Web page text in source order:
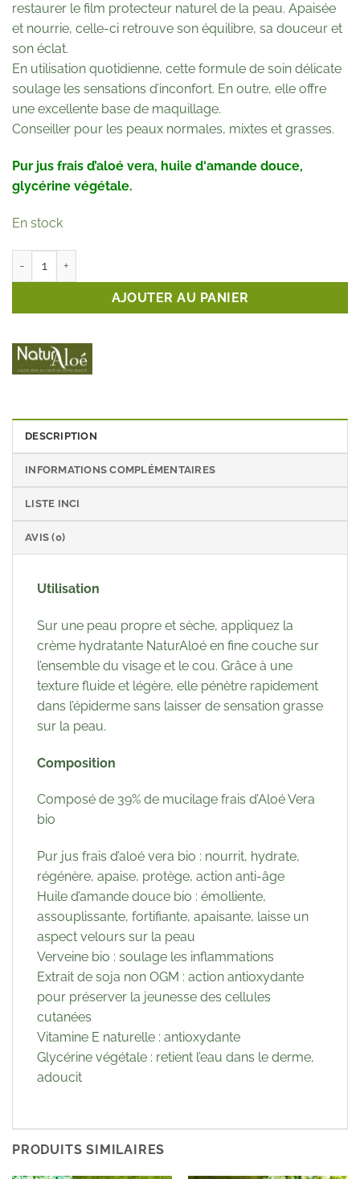
restaurer le film protecteur naturel de la peau. Apaisée
et nourrie, celle-ci retrouve son équilibre, sa douceur et
son éclat.
En utilisation quotidienne, cette formule de soin délicate
soulage les sensations d’inconfort. En outre, elle offre
une excellente base de maquillage.
Conseiller pour les peaux normales, mixtes et grasses.
Pur jus frais d’aloé vera, huile d‘amande douce,
glycérine végétale.
En stock
AJOUTER AU PANIER
DESCRIPTION
INFORMATIONS COMPLÉMENTAIRES
LISTE INCI
AVIS (0)
Utilisation
Sur une peau propre et sèche, appliquez la
crème hydratante NaturAloé en fine couche sur
l’ensemble du visage et le cou. Grâce à une
texture fluide et légère, elle pénètre rapidement
dans l’épiderme sans laisser de sensation grasse
sur la peau.
Composition
Composé de 39% de mucilage frais d’Aloé Vera
bio
Pur jus frais d’aloé vera bio : nourrit, hydrate,
régénère, apaise, protège, action anti-âge
Huile d’amande douce bio : émolliente,
assouplissante, fortifiante, apaisante, laisse un
aspect velours sur la peau
Verveine bio : soulage les inflammations
Extrait de soja non OGM : action antioxydante
pour préserver la jeunesse des cellules
cutanées
Vitamine E naturelle : antioxydante
Glycérine végétale : retient l’eau dans le derme,
adoucit
PRODUITS SIMILAIRES